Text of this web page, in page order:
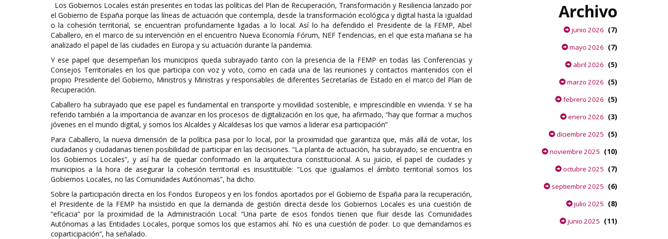
Los Gobiernos Locales están presentes en todas las políticas del Plan de Recuperación, Transformación y Resiliencia lanzado por
el Gobierno de España porque las líneas de actuación que contempla, desde la transformación ecológica y digital hasta la igualdad
o la cohesión territorial, se encuentran profundamente ligadas a lo local. Así lo ha defendido el Presidente de la FEMP, Abel
Caballero, en el marco de su intervención en el encuentro Nueva Economía Fórum, NEF Tendencias, en el que esta mañana se ha
analizado el papel de las ciudades en Europa y su actuación durante la pandemia.
Y ese papel que desempeñan los municipios queda subrayado tanto con la presencia de la FEMP en todas las Conferencias y
Consejos Territoriales en los que participa con voz y voto, como en cada una de las reuniones y contactos mantenidos con el
propio Presidente del Gobierno, Ministros y Ministras y responsables de diferentes Secretarías de Estado en el marco del Plan de
Recuperación.
Caballero ha subrayado que ese papel es fundamental en transporte y movilidad sostenible, e imprescindible en vivienda. Y se ha
referido también a la importancia de avanzar en los procesos de digitalización en los que, ha afirmado, “hay que formar a muchos
jóvenes en el mundo digital, y somos los Alcaldes y Alcaldesas los que vamos a liderar esa participación”
Para Caballero, la nueva dimensión de la política pasa por lo local, por la proximidad que garantiza que, más allá de votar, los
ciudadanos y ciudadanas tienen posibilidad de participar en las decisiones. “La planta de actuación, ha subrayado, se encuentra en
los Gobiernos Locales”, y así ha de quedar conformado en la arquitectura constitucional. A su juicio, el papel de ciudades y
municipios a la hora de asegurar la cohesión territorial es insustituible: “Los que igualamos el ámbito territorial somos los
Gobiernos Locales, no las Comunidades Autónomas”, ha dicho.
Sobre la participación directa en los Fondos Europeos y en los fondos aportados por el Gobierno de España para la recuperación,
el Presidente de la FEMP ha insistido en que la demanda de gestión directa desde los Gobiernos Locales es una cuestión de
“eficacia” por la proximidad de la Administración Local: “Una parte de esos fondos tienen que fluir desde las Comunidades
Autónomas a las Entidades Locales, porque somos los que estamos ahí. No es una cuestión de poder. Lo que demandamos es
coparticipación”, ha señalado.
Archivo
junio 2026 (7)
mayo 2026 (7)
abril 2026 (5)
marzo 2026 (5)
febrero 2026 (5)
enero 2026 (3)
diciembre 2025 (5)
noviembre 2025 (10)
octubre 2025 (7)
septiembre 2025 (6)
julio 2025 (8)
junio 2025 (11)